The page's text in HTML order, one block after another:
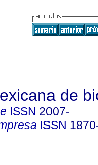
de
ISSN 2007-
ISSN